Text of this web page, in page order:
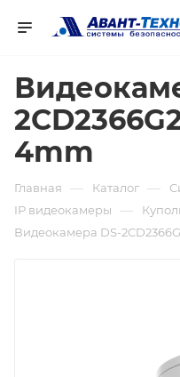
4mm
Главная — Каталог —
IP видеокамеры —
Видеокамера DS-